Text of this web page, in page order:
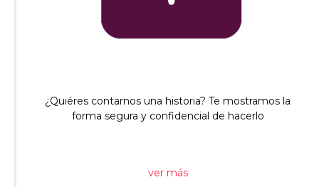
¿Quiéres contarnos una historia? Te mostramos la
forma segura y confidencial de hacerlo
ver más